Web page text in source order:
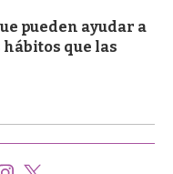
pueden ayudar a
que las